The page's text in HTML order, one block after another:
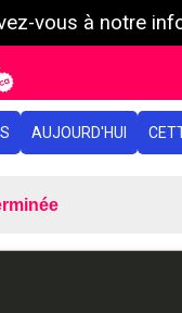
vous à notre
AUJOURD'HUI